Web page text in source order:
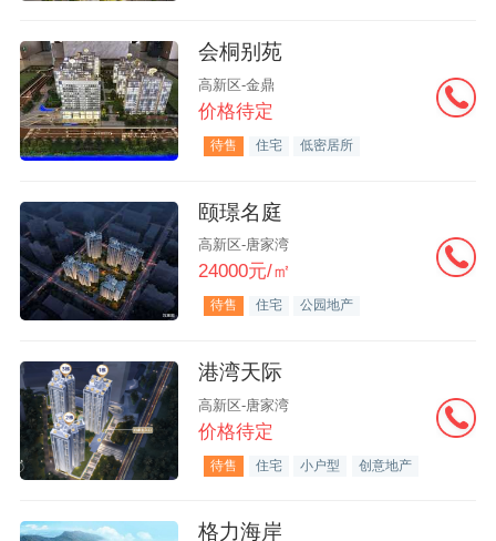
会桐别苑
高新区-金鼎
价格待定
待售 住宅 低密居所
颐璟名庭
高新区-唐家湾
24000元/㎡
待售 住宅 公园地产
港湾天际
高新区-唐家湾
价格待定
待售 住宅 小户型 创意地产
格力海岸